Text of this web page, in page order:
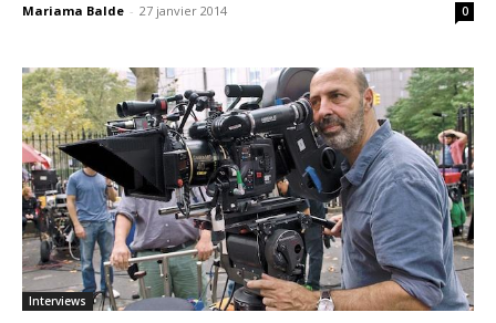
Mariama Balde - 27 janvier 2014 0
Interviews